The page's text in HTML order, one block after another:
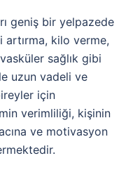
geniş bir yelpazede
artırma, kilo verme,
sağlık gibi
uzun vadeli ve
için
verimliliği, kişinin
ve motivasyon